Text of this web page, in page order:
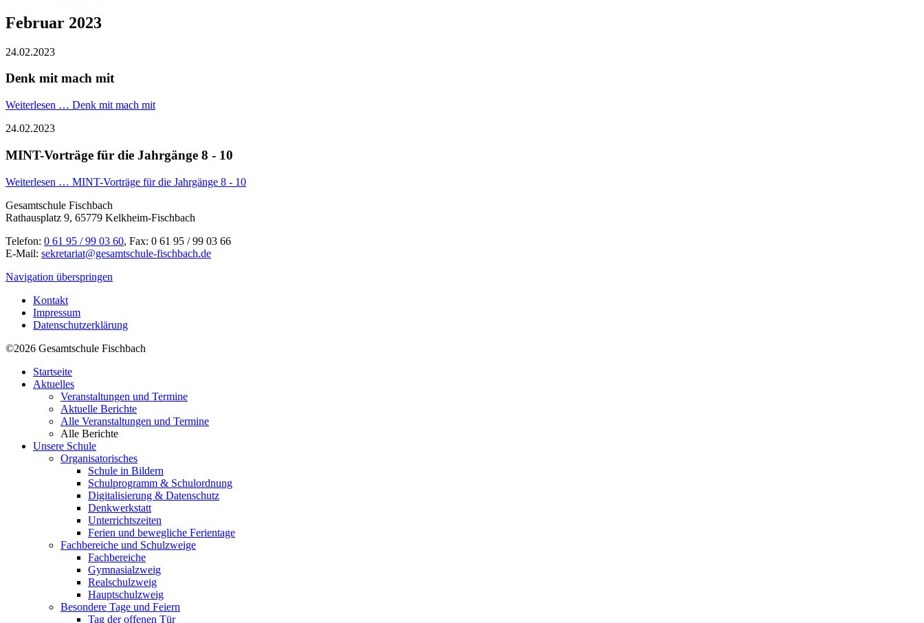
Februar 2023
24.02.2023
Denk mit mach mit
Weiterlesen … Denk mit mach mit
24.02.2023
MINT-Vorträge für die Jahrgänge 8 - 10
Weiterlesen … MINT-Vorträge für die Jahrgänge 8 - 10
Gesamtschule Fischbach
Rathausplatz 9, 65779 Kelkheim-Fischbach
Telefon: 0 61 95 / 99 03 60, Fax: 0 61 95 / 99 03 66
E-Mail: sekretariat@gesamtschule-fischbach.de
Navigation überspringen
Kontakt
Impressum
Datenschutzerklärung
©2026 Gesamtschule Fischbach
Startseite
Aktuelles
Veranstaltungen und Termine
Aktuelle Berichte
Alle Veranstaltungen und Termine
Alle Berichte
Unsere Schule
Organisatorisches
Schule in Bildern
Schulprogramm & Schulordnung
Digitalisierung & Datenschutz
Denkwerkstatt
Unterrichtszeiten
Ferien und bewegliche Ferientage
Fachbereiche und Schulzweige
Fachbereiche
Gymnasialzweig
Realschulzweig
Hauptschulzweig
Besondere Tage und Feiern
Tag der offenen Tür